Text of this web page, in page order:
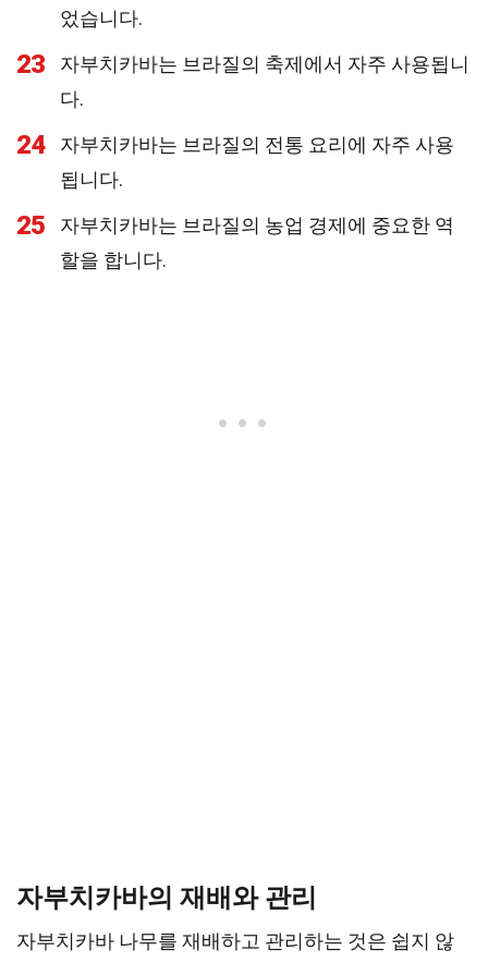
었습니다.
23
자부치카바는 브라질의 축제에서 자주 사용됩니
다.
24
자부치카바는 브라질의 전통 요리에 자주 사용
됩니다.
25
자부치카바는 브라질의 농업 경제에 중요한 역
할을 합니다.
자부치카바의 재배와 관리
자부치카바 나무를 재배하고 관리하는 것은 쉽지 않